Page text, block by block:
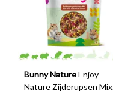
Bunny Nature Enjoy
Nature Zijderupsen Mix